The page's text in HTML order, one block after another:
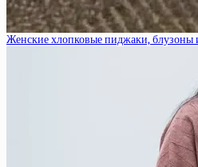
Женские хлопковые пиджаки, блузоны